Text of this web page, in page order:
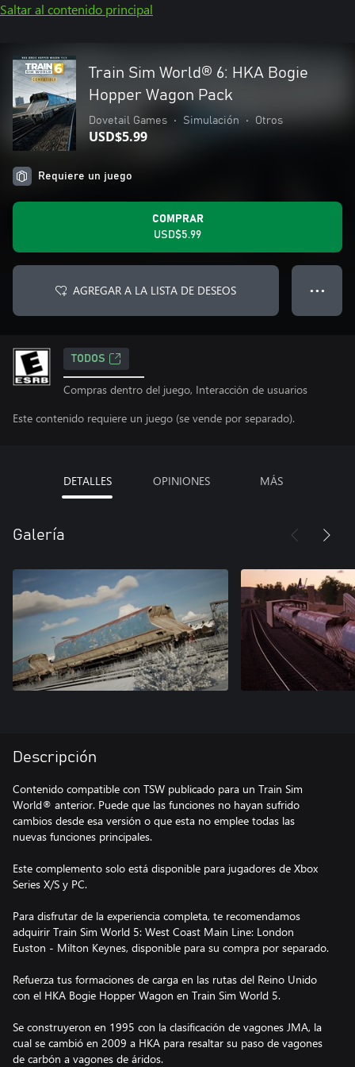
Saltar al contenido principal
Train Sim World® 6: HKA Bogie
Hopper Wagon Pack
Dovetail Games • Simulación • Otros
USD$5.99
Requiere un juego
COMPRAR
USD$5.99
AGREGAR A LA LISTA DE DESEOS ● ● ●
TODOS
Compras dentro del juego, Interacción de usuarios
Este contenido requiere un juego (se vende por separado).
DETALLES OPINIONES MÁS
Galería
Descripción
Contenido compatible con TSW publicado para un Train Sim
World® anterior. Puede que las funciones no hayan sufrido
cambios desde esa versión o que esta no emplee todas las
nuevas funciones principales.
Este complemento solo está disponible para jugadores de Xbox
Series X/S y PC.
Para disfrutar de la experiencia completa, te recomendamos
adquirir Train Sim World 5: West Coast Main Line: London
Euston - Milton Keynes, disponible para su compra por separado.
Refuerza tus formaciones de carga en las rutas del Reino Unido
con el HKA Bogie Hopper Wagon en Train Sim World 5.
Se construyeron en 1995 con la clasificación de vagones JMA, la
cual se cambió en 2009 a HKA para resaltar su paso de vagones
de carbón a vagones de áridos.